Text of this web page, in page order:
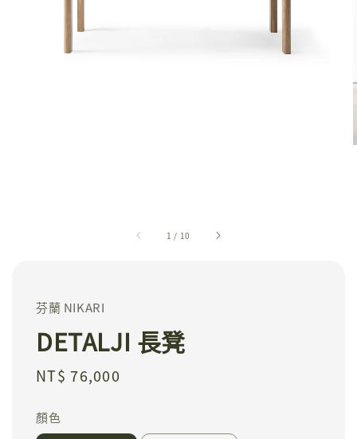
1 / 10
芬蘭 NIKARI
DETALJI 長凳
Regular
NT$ 76,000
顏色